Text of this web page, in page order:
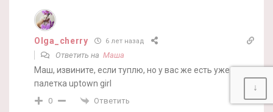
Olga_cherry 6 лет назад
Ответить на Маша
Маш, извините, если туплю, но у вас же есть уже эта
палетка uptown girl
0 Ответить
↓